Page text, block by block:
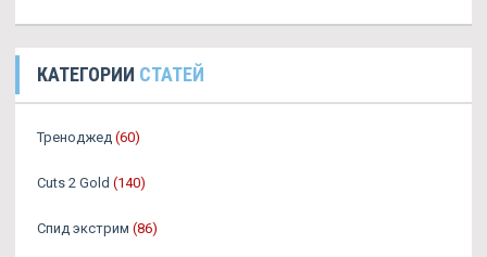
КАТЕГОРИИ СТАТЕЙ
Треноджед (60)
Cuts 2 Gold (140)
Спид экстрим (86)